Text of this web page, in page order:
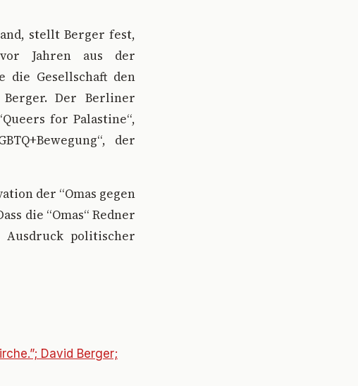
stellt Berger fest,
Jahren aus der
die Gesellschaft den
Der Berliner
for Palastine“,
der
der “Omas gegen
die “Omas“ Redner
politischer
David Berger;